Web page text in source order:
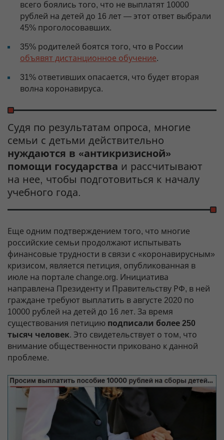
всего боялись того, что не выплатят 10000
рублей на детей до 16 лет — этот ответ выбрали
45% проголосовавших.
35% родителей боятся того, что в России
объявят дистанционное обучение.
31% ответивших опасается, что будет вторая
волна коронавируса.
Судя по результатам опроса, многие
семьи с детьми действительно
нуждаются в «антикризисной»
помощи государства и рассчитывают
на нее, чтобы подготовиться к началу
учебного года.
Еще одним подтверждением того, что многие
российские семьи продолжают испытывать
финансовые трудности в связи с «коронавирусным»
кризисом, является петиция, опубликованная в
июле на портале change.org. Инициатива
направлена Президенту и Правительству РФ, в ней
граждане требуют выплатить в августе 2020 по
10000 рублей на детей до 16 лет. За время
существования петицию подписали более 250
тысяч человек. Это свидетельствует о том, что
внимание общественности приковано к данной
проблеме.